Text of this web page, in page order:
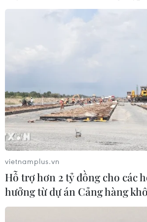
Trước đó một ngày, Tổng thống
viết: “Việc hướng tới thỏa thuận
Nga và Ukraine đang diễn ra
Tổng thống Trump còn kêu gọi
Ukraine sớm tổ chức cuộc gặp
thúc đàm phán, đồng thời
các điểm mấu chốt đã được hai
nhất"./.
Ông Zelensky
chua chát thừa nhận
Ukraine khó lấy lại lãnh
vietnamplus.vn
Hỗ trợ hơn 2 tỷ đồng cho các
hưởng từ dự án Cảng hàng